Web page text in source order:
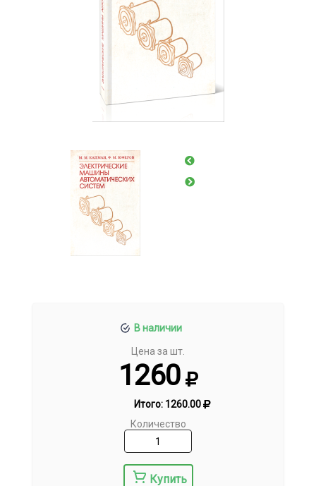
В наличии
Цена за шт.
1260
Итого: 1260.00
Количество
Купить